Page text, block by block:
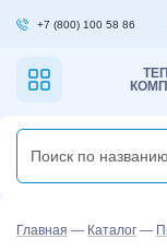
+7 (800) 100 58 86
Главная — Каталог —